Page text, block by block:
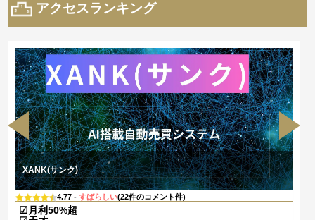
アクセスランキング
XANK(サンク)
4.77 - すばらしい(22件のコメント件)
☑月利50%超